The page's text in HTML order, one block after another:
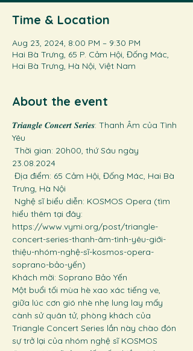
Time & Location
Aug 23, 2024, 8:00 PM – 9:30 PM
Hai Bà Trưng, 65 P. Cảm Hội, Đống Mác,
Hai Bà Trưng, Hà Nội, Việt Nam
About the event
𝑻𝒓𝒊𝒂𝒏𝒈𝒍𝒆 𝑪𝒐𝒏𝒄𝒆𝒓𝒕 𝑺𝒆𝒓𝒊𝒆𝒔: Thanh Âm của Tình
Yêu
Thời gian: 20h00, thứ Sáu ngày
23.08.2024
Địa điểm: 65 Cảm Hội, Đống Mác, Hai Bà
Trưng, Hà Nội
Nghệ sĩ biểu diễn: KOSMOS Opera (tìm
hiểu thêm tại đây:
https://www.vymi.org/post/triangle-
concert-series-thanh-âm-tình-yêu-giới-
thiệu-nhóm-nghệ-sĩ-kosmos-opera-
soprano-bảo-yến)
Khách mời: Soprano Bảo Yến
Một buổi tối mùa hè xao xác tiếng ve,
giữa lúc cơn gió nhè nhẹ lung lay mấy
cành sử quân tử, phòng khách của
Triangle Concert Series lần này chào đón
sự trở lại của nhóm nghệ sĩ KOSMOS